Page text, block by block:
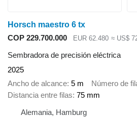
Horsch maestro 6 tx
COP 229.700.000
EUR 62.480 ≈ US$
Sembradora de precisión eléctrica
2025
Ancho de alcance 5 m Número de
Distancia entre filas 75 mm
Alemania, Hamburg